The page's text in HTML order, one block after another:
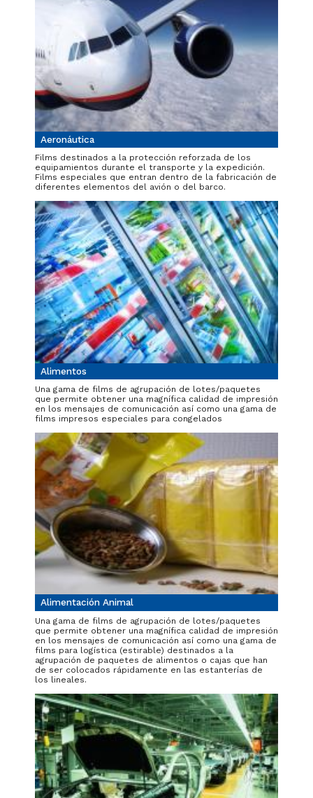
Aeronáutica
Films destinados a la protección reforzada de los
equipamientos durante el transporte y la expedición.
Films especiales que entran dentro de la fabricación de
diferentes elementos del avión o del barco.
Alimentos
Una gama de films de agrupación de lotes/paquetes
que permite obtener una magnífica calidad de impresión
en los mensajes de comunicación así como una gama de
films impresos especiales para congelados
Alimentación Animal
Una gama de films de agrupación de lotes/paquetes
que permite obtener una magnífica calidad de impresión
en los mensajes de comunicación así como una gama de
films para logística (estirable) destinados a la
agrupación de paquetes de alimentos o cajas que han
de ser colocados rápidamente en las estanterías de
los lineales.